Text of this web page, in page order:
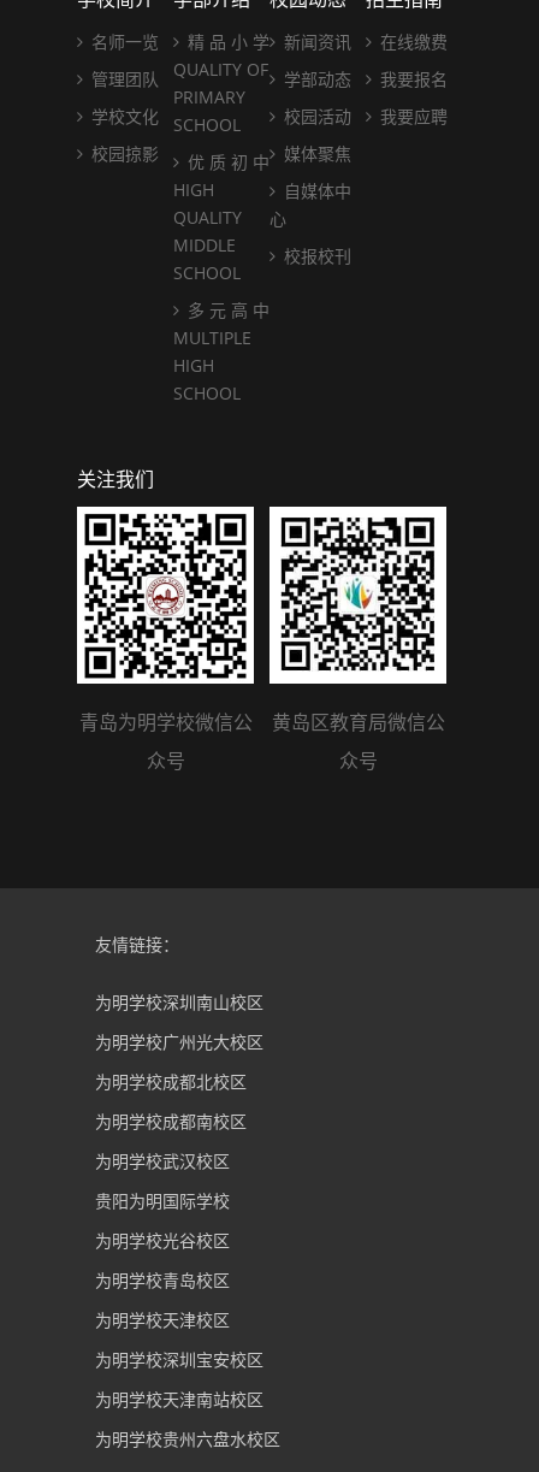
名师一览
管理团队
学校文化
校园掠影
精 品 小 学
QUALITY OF
PRIMARY
SCHOOL
优 质 初 中
HIGH
QUALITY
MIDDLE
SCHOOL
多 元 高 中
MULTIPLE
HIGH
SCHOOL
新闻资讯
学部动态
校园活动
媒体聚焦
自媒体中
心
校报校刊
在线缴费
我要报名
我要应聘
关注我们
青岛为明学校微信公
众号
黄岛区教育局微信公
众号
友情链接：
为明学校深圳南山校区
为明学校广州光大校区
为明学校成都北校区
为明学校成都南校区
为明学校武汉校区
贵阳为明国际学校
为明学校光谷校区
为明学校青岛校区
为明学校天津校区
为明学校深圳宝安校区
为明学校天津南站校区
为明学校贵州六盘水校区